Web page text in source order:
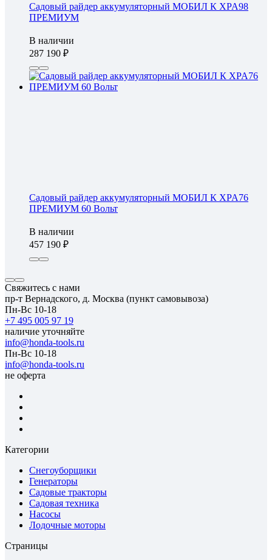
Садовый райдер аккумуляторный МОБИЛ К XPA98
ПРЕМИУМ
В наличии
287 190
Садовый райдер аккумуляторный МОБИЛ К XPA76
ПРЕМИУМ 60 Вольт
В наличии
457 190
Свяжитесь с нами
пр-т Вернадского, д. Москва (пункт самовывоза)
Пн-Вс 10-18
+7 495 005 97 19
наличие уточняйте
info@honda-tools.ru
Пн-Вс 10-18
info@honda-tools.ru
не оферта
Категории
Снегоуборщики
Генераторы
Садовые тракторы
Садовая техника
Насосы
Лодочные моторы
Страницы